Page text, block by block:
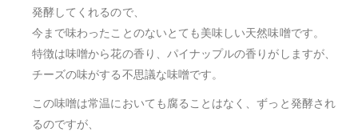
発酵してくれるので、
今まで味わったことのないとても美味しい天然味噌です。
特徴は味噌から花の香り、パイナップルの香りがしますが、
チーズの味がする不思議な味噌です。
この味噌は常温においても腐ることはなく、ずっと発酵され
るのですが、